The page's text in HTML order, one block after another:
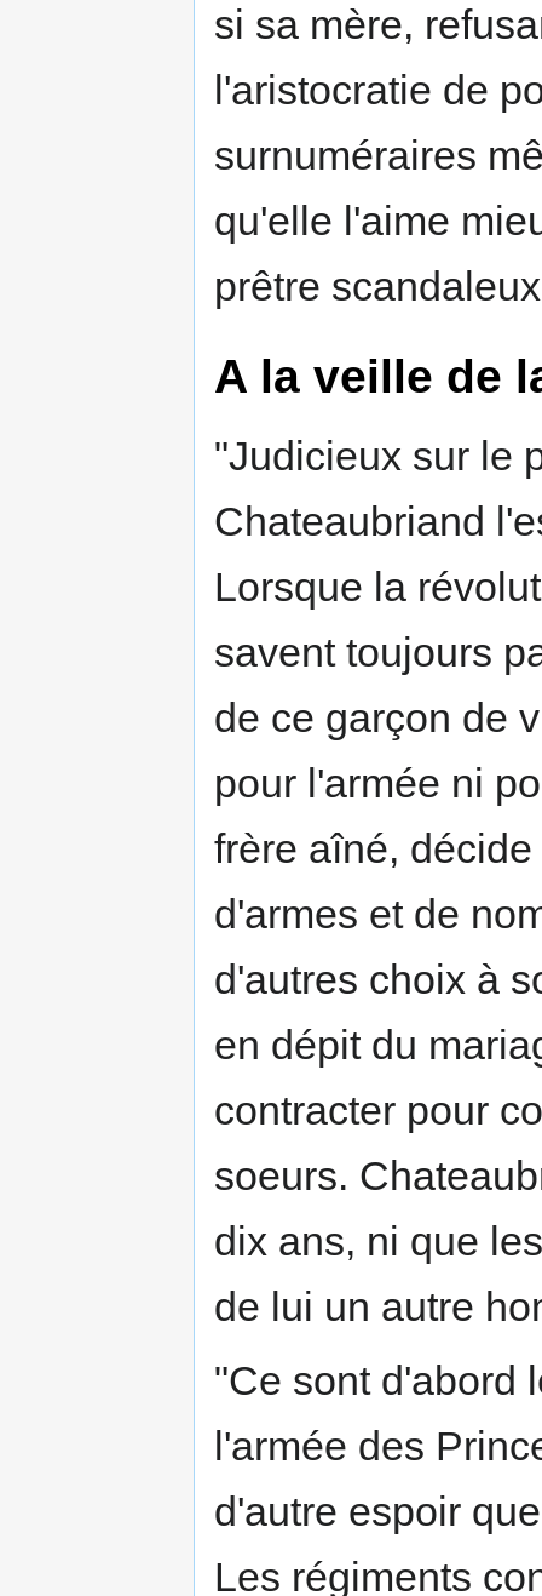
si sa mère,
l'aristocratie de
surnuméraires
qu'elle l'aime
prêtre
A la veille de
"Judicieux sur le
Chateaubriand
Lorsque la
savent toujours
de ce garçon de
pour l'armée ni
frère aîné,
d'armes et de
d'autres choix à
en dépit du
contracter pour
soeurs.
dix ans, ni que
de lui un autre
"Ce sont d'abord
l'armée des
d'autre espoir
Les régiments